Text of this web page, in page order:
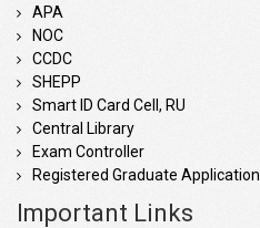
APA
NOC
CCDC
SHEPP
Smart ID Card Cell, RU
Central Library
Exam Controller
Registered Graduate Application
Important Links